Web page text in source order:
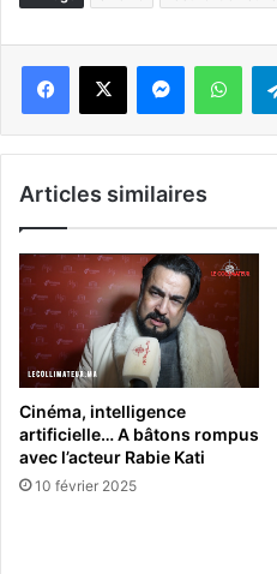
WhatsApp
Articles similaires
Cinéma, intelligence
artificielle… A bâtons rompus
avec l’acteur Rabie Kati
10 février 2025